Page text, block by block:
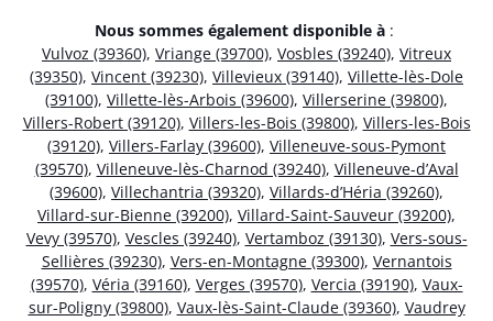
Nous sommes également disponible à :
Vulvoz (39360), Vriange (39700), Vosbles (39240), Vitreux
(39350), Vincent (39230), Villevieux (39140), Villette-lès-Dole
(39100), Villette-lès-Arbois (39600), Villerserine (39800),
Villers-Robert (39120), Villers-les-Bois (39800), Villers-les-Bois
(39120), Villers-Farlay (39600), Villeneuve-sous-Pymont
(39570), Villeneuve-lès-Charnod (39240), Villeneuve-d’Aval
(39600), Villechantria (39320), Villards-d’Héria (39260),
Villard-sur-Bienne (39200), Villard-Saint-Sauveur (39200),
Vevy (39570), Vescles (39240), Vertamboz (39130), Vers-sous-
Sellières (39230), Vers-en-Montagne (39300), Vernantois
(39570), Véria (39160), Verges (39570), Vercia (39190), Vaux-
sur-Poligny (39800), Vaux-lès-Saint-Claude (39360), Vaudrey